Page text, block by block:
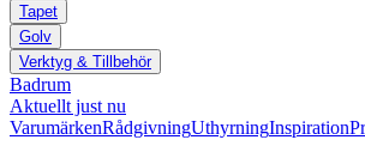
Tapet
Golv
Verktyg & Tillbehör
Badrum
Aktuellt just nu
VarumärkenRådgivningUthyrningInspiration